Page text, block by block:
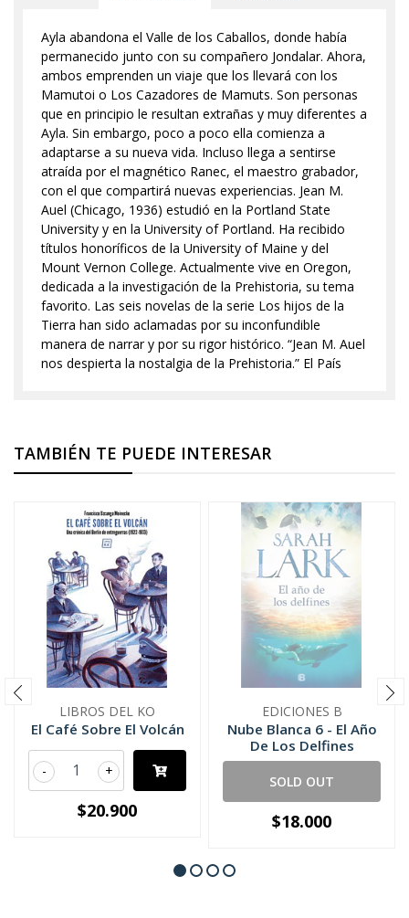
Ayla abandona el Valle de los Caballos, donde había
permanecido junto con su compañero Jondalar. Ahora,
ambos emprenden un viaje que los llevará con los
Mamutoi o Los Cazadores de Mamuts. Son personas
que en principio le resultan extrañas y muy diferentes a
Ayla. Sin embargo, poco a poco ella comienza a
adaptarse a su nueva vida. Incluso llega a sentirse
atraída por el magnético Ranec, el maestro grabador,
con el que compartirá nuevas experiencias. Jean M.
Auel (Chicago, 1936) estudió en la Portland State
University y en la University of Portland. Ha recibido
títulos honoríficos de la University of Maine y del
Mount Vernon College. Actualmente vive en Oregon,
dedicada a la investigación de la Prehistoria, su tema
favorito. Las seis novelas de la serie Los hijos de la
Tierra han sido aclamadas por su inconfundible
manera de narrar y por su rigor histórico. “Jean M. Auel
nos despierta la nostalgia de la Prehistoria.” El País
TAMBIÉN TE PUEDE INTERESAR
LIBROS DEL KO
El Café Sobre El Volcán
+
-
$20.900
EDICIONES B
Nube Blanca 6 - El Año
De Los Delfines
SOLD OUT
$18.000